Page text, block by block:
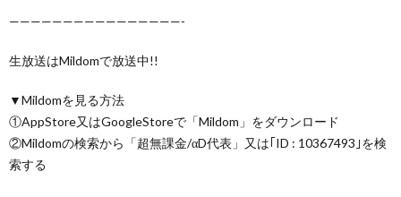
————————————————-
生放送はMildomで放送中!!
▼Mildomを見る方法
①AppStore又はGoogleStoreで「Mildom」をダウンロード
②Mildomの検索から「超無課金/αD代表」又は｢ID : 10367493｣を検
索する